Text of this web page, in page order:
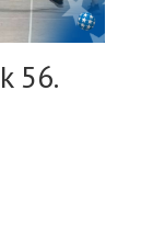
56.